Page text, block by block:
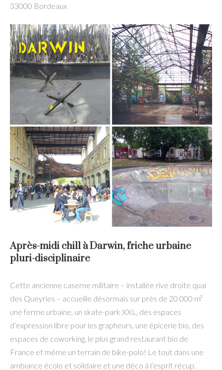
33000 Bordeaux
Après-midi chill à Darwin, friche urbaine
pluri-disciplinaire
Cette ancienne caserne militaire – installée rive droite quai
des Queyries – accueille désormais sur près de 20 000 m²
une ferme urbaine, un skate-park XXL, des espaces
d’expression libre pour les grapheurs, une épicerie bio, des
espaces de coworking, le plus grand restaurant bio de
France et même un terrain de bike-polo! Le tout dans une
ambiance écolo et solidaire et une déco à l’esprit récup.